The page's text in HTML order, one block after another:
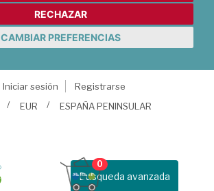
RECHAZAR
CAMBIAR PREFERENCIAS
Iniciar sesión
Registrarse
EUR ESPAÑA PENINSULAR
Busqueda avanzada
0